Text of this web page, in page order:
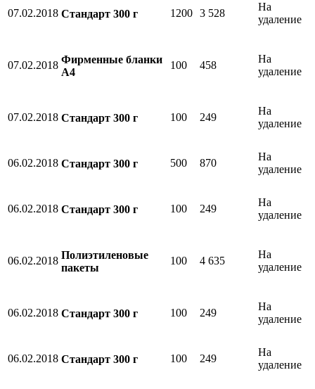
07.02.2018 Стандарт 300 г 1200 3 528
На
удаление
07.02.2018
Фирменные бланки
А4
100 458
На
удаление
07.02.2018 Стандарт 300 г 100 249
На
удаление
06.02.2018 Стандарт 300 г 500 870
На
удаление
06.02.2018 Стандарт 300 г 100 249
На
удаление
06.02.2018
Полиэтиленовые
пакеты
100 4 635
На
удаление
06.02.2018 Стандарт 300 г 100 249
На
удаление
06.02.2018 Стандарт 300 г 100 249
На
удаление